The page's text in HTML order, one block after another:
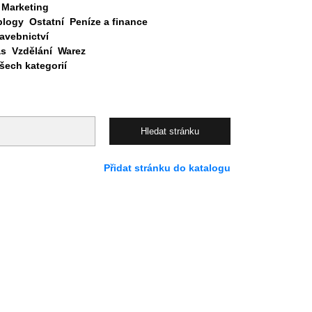
Marketing
Ostatní Peníze a finance
Vzdělání Warez
kategorií
Přidat stránku do katalogu